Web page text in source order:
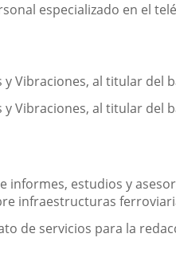
especializado en el
Vibraciones, al titular del
Vibraciones, al titular del
estudios y
infraestructuras
de servicios para la